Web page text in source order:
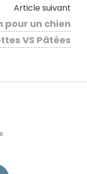
Article suivant
pour un chien
VS Pâtées